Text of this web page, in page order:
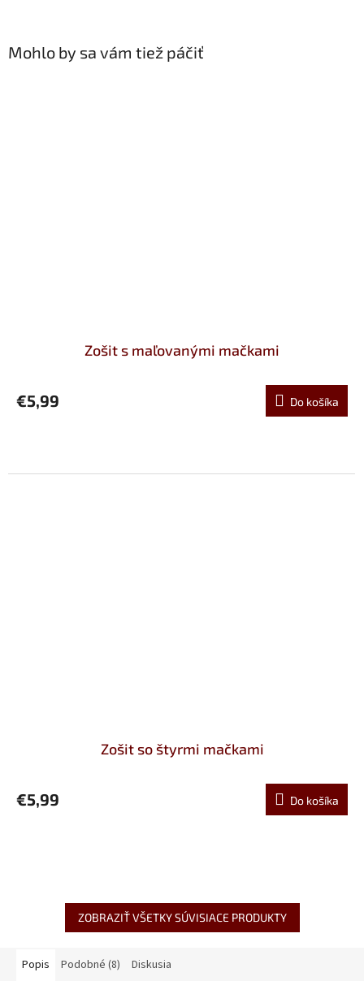
Mohlo by sa vám tiež páčiť
Zošit s maľovanými mačkami
€5,99 Do košíka
Zošit so štyrmi mačkami
€5,99 Do košíka
ZOBRAZIŤ VŠETKY SÚVISIACE PRODUKTY
Popis Podobné (8) Diskusia